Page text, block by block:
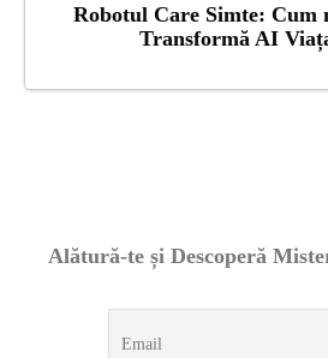
Robotul Care Simte: Cum
Transformă AI
Alătură-te și Descoperă